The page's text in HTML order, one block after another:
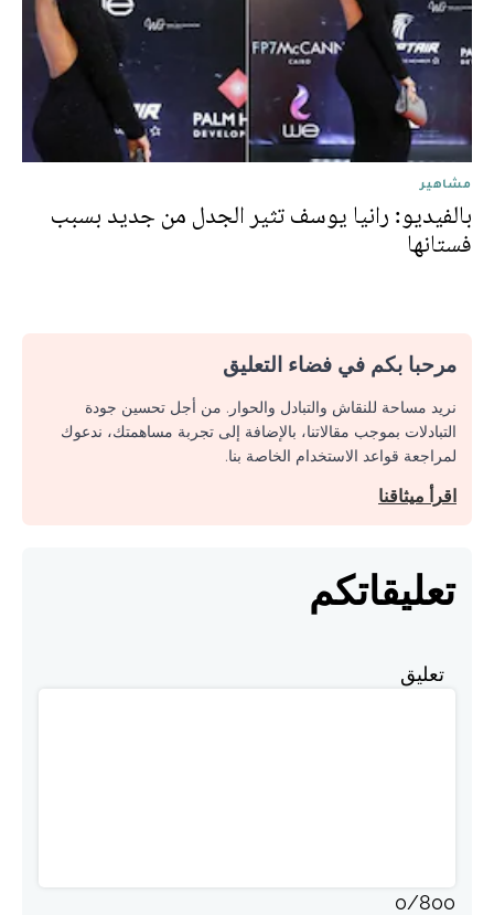
مشاهير
بالفيديو: رانيا يوسف تثير الجدل من جديد بسبب
فستانها
مرحبا بكم في فضاء التعليق
نريد مساحة للنقاش والتبادل والحوار. من أجل تحسين جودة
التبادلات بموجب مقالاتنا، بالإضافة إلى تجربة مساهمتك، ندعوك
لمراجعة قواعد الاستخدام الخاصة بنا.
اقرأ ميثاقنا
تعليقاتكم
تعليق
0/800